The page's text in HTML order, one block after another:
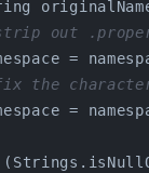
out
=
the
=